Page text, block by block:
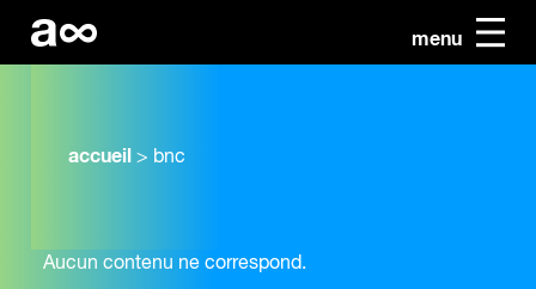
menu
accueil > bnc
Aucun contenu ne correspond.